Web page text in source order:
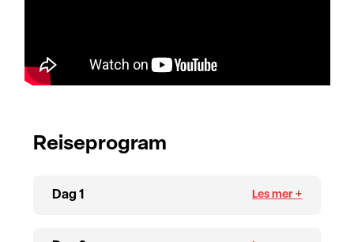
Reiseprogram
Dag 1